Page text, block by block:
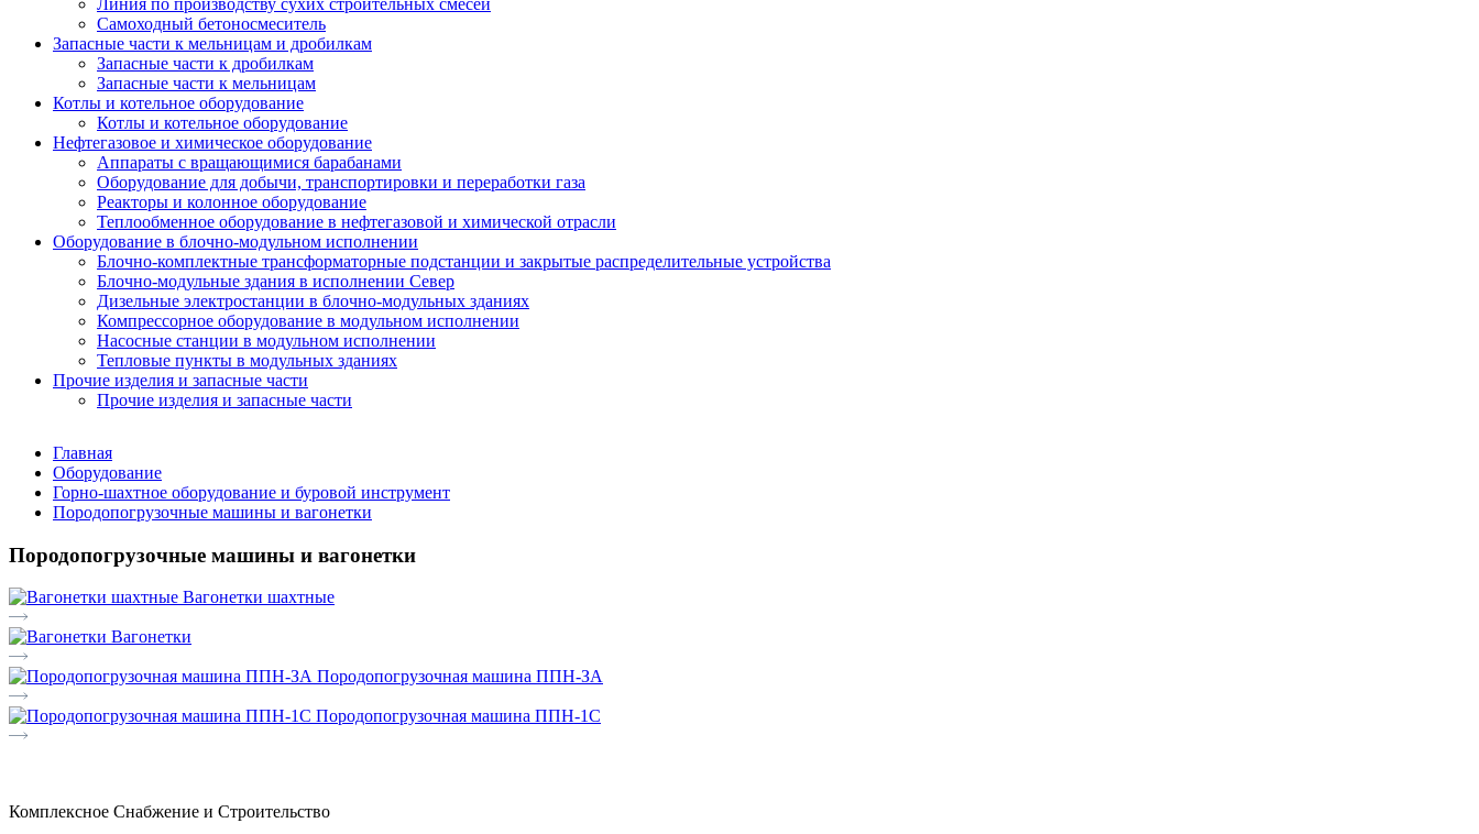
Линия по производству сухих строительных смесей
Самоходный бетоносмеситель
Запасные части к мельницам и дробилкам
Запасные части к дробилкам
Запасные части к мельницам
Котлы и котельное оборудование
Котлы и котельное оборудование
Нефтегазовое и химическое оборудование
Аппараты с вращающимися барабанами
Оборудование для добычи, транспортировки и переработки газа
Реакторы и колонное оборудование
Теплообменное оборудование в нефтегазовой и химической отрасли
Оборудование в блочно-модульном исполнении
Блочно-комплектные трансформаторные подстанции и закрытые распределительные устройства
Блочно-модульные здания в исполнении Север
Дизельные электростанции в блочно-модульных зданиях
Компрессорное оборудование в модульном исполнении
Насосные станции в модульном исполнении
Тепловые пункты в модульных зданиях
Прочие изделия и запасные части
Прочие изделия и запасные части
Главная
Оборудование
Горно-шахтное оборудование и буровой инструмент
Породопогрузочные машины и вагонетки
Породопогрузочные машины и вагонетки
Вагонетки шахтные
Вагонетки
Породопогрузочная машина ППН-ЗА
Породопогрузочная машина ППН-1С
Комплексное Снабжение и Строительство